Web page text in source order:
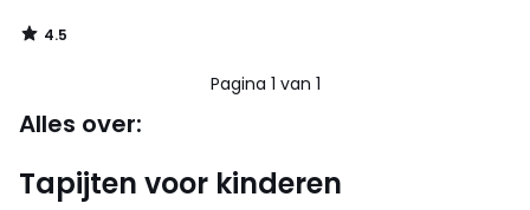
4.5
/
Pagina 1 van 1
Alles over:
Tapijten voor kinderen